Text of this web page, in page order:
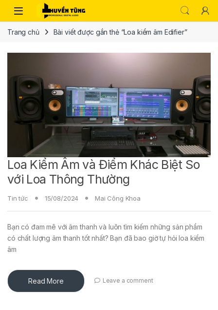
Trang chủ Bài viết được gắn thẻ “Loa kiểm âm Edifier”
Loa Kiểm Âm và Điểm Khác Biệt So
với Loa Thông Thường
Tin tức 15/08/2024 Mai Công Khoa
Bạn có đam mê với âm thanh và luôn tìm kiếm những sản phẩm
có chất lượng âm thanh tốt nhất? Bạn đã bao giờ tự hỏi loa kiểm
âm
Read More Leave a comment